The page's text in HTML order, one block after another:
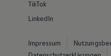
TikTok
LinkedIn
Impressum